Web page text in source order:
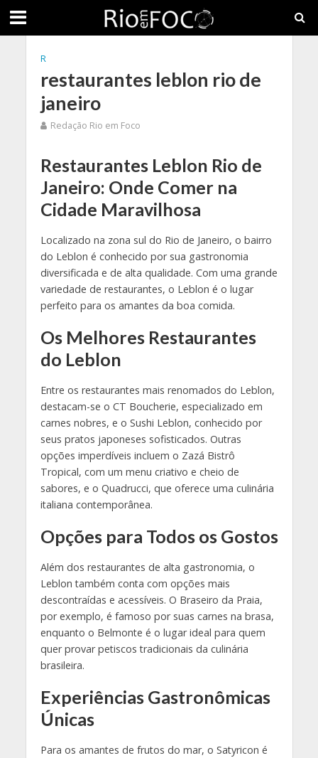
R
restaurantes leblon rio de
janeiro
Redação Rio em Foco
Restaurantes Leblon Rio de
Janeiro: Onde Comer na
Cidade Maravilhosa
Localizado na zona sul do Rio de Janeiro, o bairro
do Leblon é conhecido por sua gastronomia
diversificada e de alta qualidade. Com uma grande
variedade de restaurantes, o Leblon é o lugar
perfeito para os amantes da boa comida.
Os Melhores Restaurantes
do Leblon
Entre os restaurantes mais renomados do Leblon,
destacam-se o CT Boucherie, especializado em
carnes nobres, e o Sushi Leblon, conhecido por
seus pratos japoneses sofisticados. Outras
opções imperdíveis incluem o Zazá Bistrô
Tropical, com um menu criativo e cheio de
sabores, e o Quadrucci, que oferece uma culinária
italiana contemporânea.
Opções para Todos os Gostos
Além dos restaurantes de alta gastronomia, o
Leblon também conta com opções mais
descontraídas e acessíveis. O Braseiro da Praia,
por exemplo, é famoso por suas carnes na brasa,
enquanto o Belmonte é o lugar ideal para quem
quer provar petiscos tradicionais da culinária
brasileira.
Experiências Gastronômicas
Únicas
Para os amantes de frutos do mar, o Satyricon é